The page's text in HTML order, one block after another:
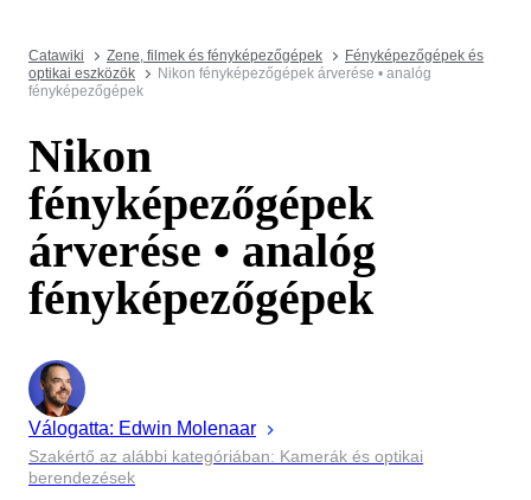
Catawiki Zene, filmek és fényképezőgépek
Fényképezőgépek és
optikai eszközök
Nikon fényképezőgépek árverése • analóg
fényképezőgépek
Nikon
fényképezőgépek
árverése • analóg
fényképezőgépek
Válogatta: Edwin Molenaar
Szakértő az alábbi kategóriában: Kamerák és optikai
berendezések